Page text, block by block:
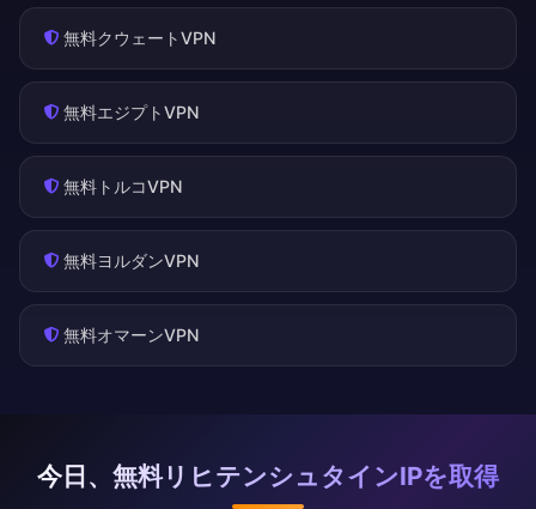
無料クウェートVPN
無料エジプトVPN
無料トルコVPN
無料ヨルダンVPN
無料オマーンVPN
今日、無料リヒテンシュタインIPを取得